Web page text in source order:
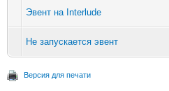
Эвент на Interlude
Не запускается эвент
Версия для печати